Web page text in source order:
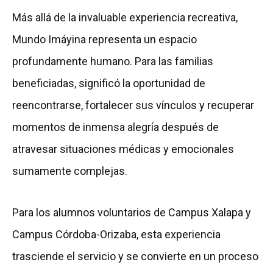
Más allá de la invaluable experiencia recreativa,
Mundo Imáyina representa un espacio
profundamente humano. Para las familias
beneficiadas, significó la oportunidad de
reencontrarse, fortalecer sus vínculos y recuperar
momentos de inmensa alegría después de
atravesar situaciones médicas y emocionales
sumamente complejas.
Para los alumnos voluntarios de Campus Xalapa y
Campus Córdoba-Orizaba, esta experiencia
trasciende el servicio y se convierte en un proceso